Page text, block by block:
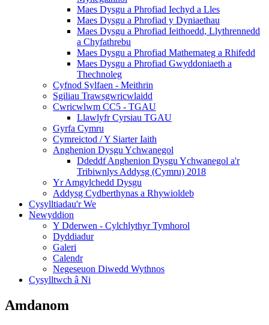
Maes Dysgu a Phrofiad Iechyd a Lles
Maes Dysgu a Phrofiad y Dyniaethau
Maes Dysgu a Phrofiad Ieithoedd, Llythrennedd
a Chyfathrebu
Maes Dysgu a Phrofiad Mathemateg a Rhifedd
Maes Dysgu a Phrofiad Gwyddoniaeth a
Thechnoleg
Cyfnod Sylfaen - Meithrin
Sgiliau Trawsgwricwlaidd
Cwricwlwm CC5 - TGAU
Llawlyfr Cyrsiau TGAU
Gyrfa Cymru
Cymreictod / Y Siarter Iaith
Anghenion Dysgu Ychwanegol
Ddeddf Anghenion Dysgu Ychwanegol a'r
Tribiwnlys Addysg (Cymru) 2018
Yr Amgylchedd Dysgu
Addysg Cydberthynas a Rhywioldeb
Cysylltiadau'r We
Newyddion
Y Dderwen - Cylchlythyr Tymhorol
Dyddiadur
Galeri
Calendr
Negeseuon Diwedd Wythnos
Cysylltwch â Ni
Amdanom